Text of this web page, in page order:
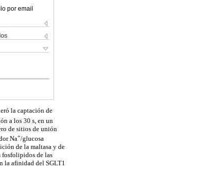
por email
la captación de
a los 30 s, en un
de sitios de unión
Na+/glucosa
de la maltasa y de
fosfolipidos de las
la afinidad del SGLT1